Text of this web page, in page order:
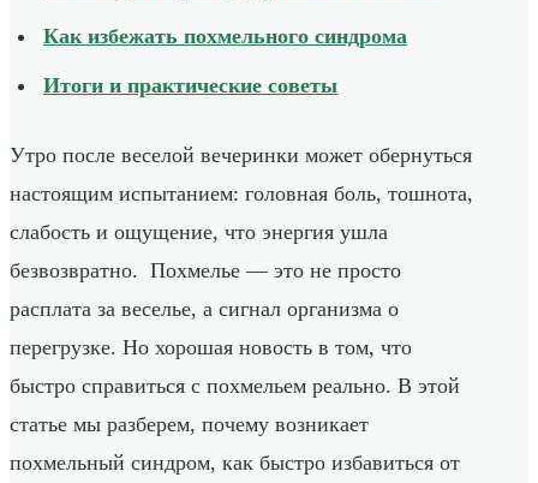
Как избежать похмельного синдрома
Итоги и практические советы
Утро после веселой вечеринки может обернуться
настоящим испытанием: головная боль, тошнота,
слабость и ощущение, что энергия ушла
безвозвратно. Похмелье — это не просто
расплата за веселье, а сигнал организма о
перегрузке. Но хорошая новость в том, что
быстро справиться с похмельем реально. В этой
статье мы разберем, почему возникает
похмельный синдром, как быстро избавиться от